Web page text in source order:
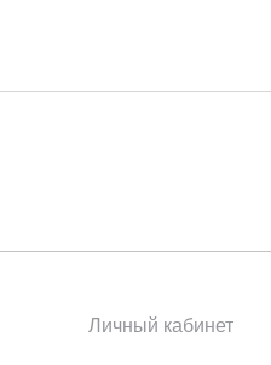
Личный кабинет